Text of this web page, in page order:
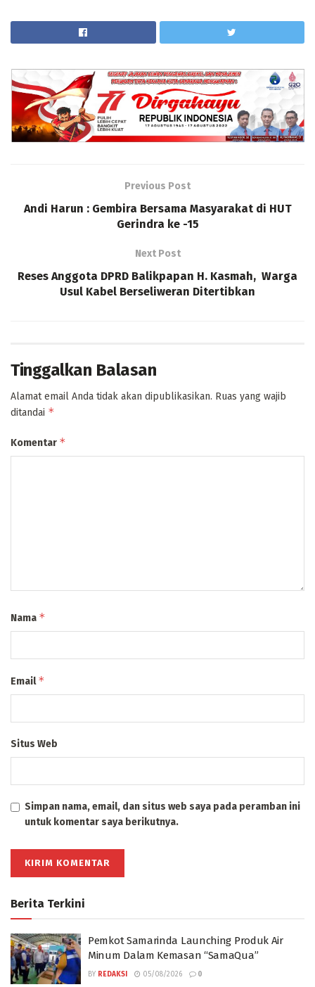
Previous Post
Andi Harun : Gembira Bersama Masyarakat di HUT
Gerindra ke -15
Next Post
Reses Anggota DPRD Balikpapan H. Kasmah, Warga
Usul Kabel Berseliweran Ditertibkan
Tinggalkan Balasan
Alamat email Anda tidak akan dipublikasikan. Ruas yang wajib
ditandai *
Komentar *
Nama *
Email*
Situs Web
Simpan nama, email, dan situs web saya pada peramban ini
untuk komentar saya berikutnya.
Berita Terkini
Pemkot Samarinda Launching Produk Air
Minum Dalam Kemasan “SamaQua”
BY REDAKSI 05/08/2026 0